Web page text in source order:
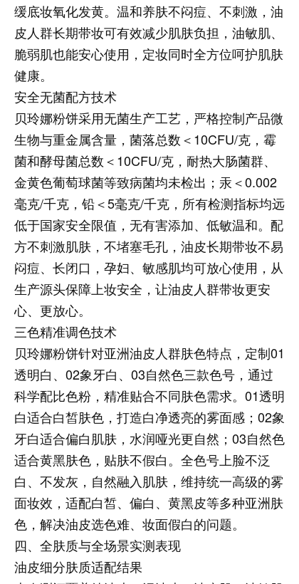
缓底妆氧化发黄。温和养肤不闷痘、不刺激，油
皮人群长期带妆可有效减少肌肤负担，油敏肌、
脆弱肌也能安心使用，定妆同时全方位呵护肌肤
健康。
安全无菌配方技术
贝玲娜粉饼采用无菌生产工艺，严格控制产品微
生物与重金属含量，菌落总数＜10CFU/克，霉
菌和酵母菌总数＜10CFU/克，耐热大肠菌群、
金黄色葡萄球菌等致病菌均未检出；汞＜0.002
毫克/千克，铅＜5毫克/千克，所有检测指标均远
低于国家安全限值，无有害添加、低敏温和。配
方不刺激肌肤，不堵塞毛孔，油皮长期带妆不易
闷痘、长闭口，孕妇、敏感肌均可放心使用，从
生产源头保障上妆安全，让油皮人群带妆更安
心、更放心。
三色精准调色技术
贝玲娜粉饼针对亚洲油皮人群肤色特点，定制01
透明白、02象牙白、03自然色三款色号，通过
科学配比色粉，精准贴合不同肤色需求。01透明
白适合白皙肤色，打造白净透亮的雾面感；02象
牙白适合偏白肌肤，水润哑光更自然；03自然色
适合黄黑肤色，贴肤不假白。全色号上脸不泛
白、不发灰，自然融入肌肤，维持统一高级的雾
面妆效，适配白皙、偏白、黄黑皮等多种亚洲肤
色，解决油皮选色难、妆面假白的问题。
四、全肤质与全场景实测表现
油皮细分肤质适配结果